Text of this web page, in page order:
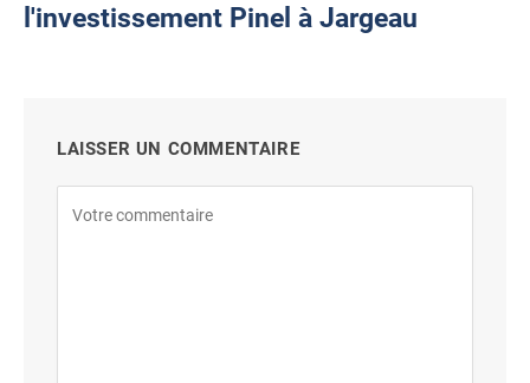
l'investissement Pinel à Jargeau
LAISSER UN COMMENTAIRE